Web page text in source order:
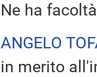
Ne ha
ANGELO
in merito